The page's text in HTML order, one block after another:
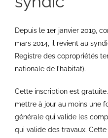
Depuis le 1er janvier 2019,
mars 2014, il revient au
Registre des copropriétés
nationale de l’habitat).
Cette inscription est
mettre à jour au moins une
générale qui valide les
qui valide des travaux.